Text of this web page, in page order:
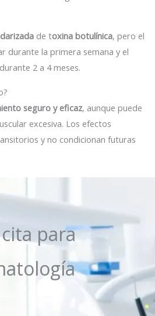
de toxina botulínica, pero el
durante la primera semana y el
2 a 4 meses.
seguro y eficaz, aunque puede
excesiva. Los efectos
y no condicionan futuras
para